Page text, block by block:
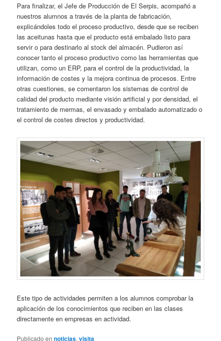
Para finalizar, el Jefe de Producción de El Serpis, acompañó a
nuestros alumnos a través de la planta de fabricación,
explicándoles todo el proceso productivo, desde que se reciben
las aceitunas hasta que el producto está embalado listo para
servir o para destinarlo al stock del almacén. Pudieron así
conocer tanto el proceso productivo como las herramientas que
utilizan, como un ERP, para el control de la productividad, la
información de costes y la mejora continua de procesos. Entre
otras cuestiones, se comentaron los sistemas de control de
calidad del producto mediante visión artificial y por densidad, el
tratamiento de mermas, el envasado y embalado automatizado o
el control de costes directos y productividad.
Este tipo de actividades permiten a los alumnos comprobar la
aplicación de los conocimientos que reciben en las clases
directamente en empresas en actividad.
Publicado en noticias,visita